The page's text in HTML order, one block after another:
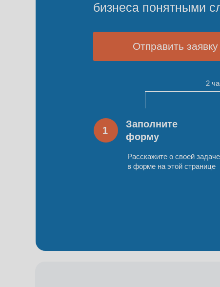
бизнеса понятными
Отправить заявку
Расскажите о своей задаче
в форме на этой странице
2
Заполните
форму
1